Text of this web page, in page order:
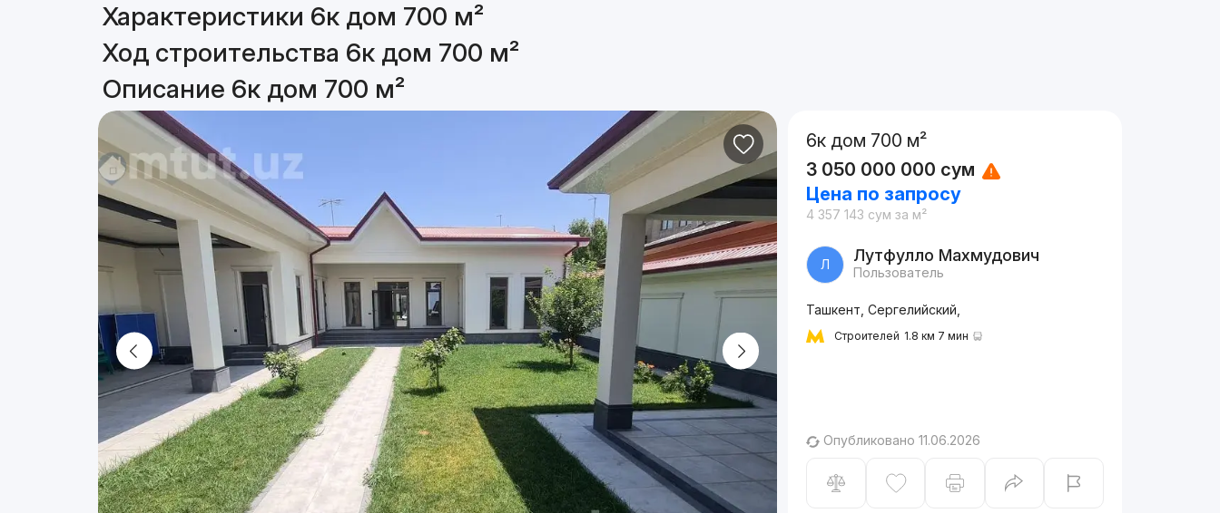
Характеристики 6к дом 700 м²
Ход строительства 6к дом 700 м²
Описание 6к дом 700 м²
6к дом 700 м²
3 050 000 000 сум
Цена по запросу
4 357 143 сум за м²
Л Лутфулло Махмудович
Пользователь
Ташкент, Сергелийский,
Строителей 1.8 км 7 мин
Опубликовано 11.06.2026